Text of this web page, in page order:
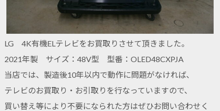
LG 4K有機ELテレビをお買取りさせて頂きました。
2021年製 サイズ：48V型 型番：OLED48CXPJA
当店では、製造後10年以内で動作に問題がなければ、
テレビのお買取り・お引取りを行なっていますので、
買い替え等により不要になられた方はぜひお問い合わせく